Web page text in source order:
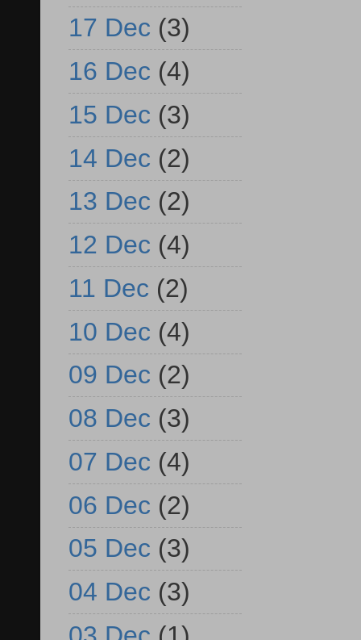
17 Dec (3)
16 Dec (4)
15 Dec (3)
14 Dec (2)
13 Dec (2)
12 Dec (4)
11 Dec (2)
10 Dec (4)
09 Dec (2)
08 Dec (3)
07 Dec (4)
06 Dec (2)
05 Dec (3)
04 Dec (3)